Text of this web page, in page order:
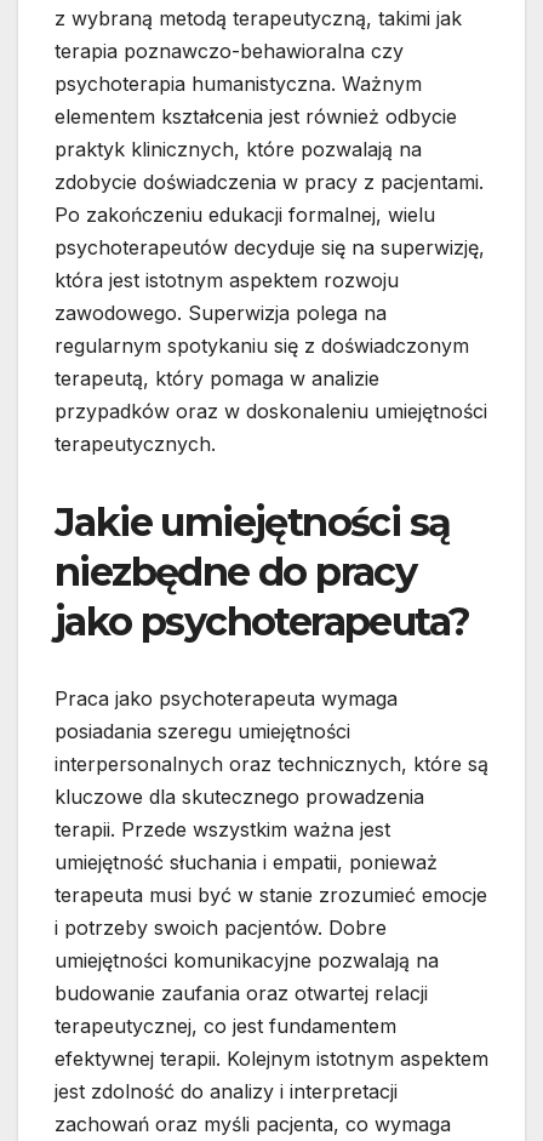
z wybraną metodą terapeutyczną, takimi jak
terapia poznawczo-behawioralna czy
psychoterapia humanistyczna. Ważnym
elementem kształcenia jest również odbycie
praktyk klinicznych, które pozwalają na
zdobycie doświadczenia w pracy z pacjentami.
Po zakończeniu edukacji formalnej, wielu
psychoterapeutów decyduje się na superwizję,
która jest istotnym aspektem rozwoju
zawodowego. Superwizja polega na
regularnym spotykaniu się z doświadczonym
terapeutą, który pomaga w analizie
przypadków oraz w doskonaleniu umiejętności
terapeutycznych.
Jakie umiejętności są
niezbędne do pracy
jako psychoterapeuta?
Praca jako psychoterapeuta wymaga
posiadania szeregu umiejętności
interpersonalnych oraz technicznych, które są
kluczowe dla skutecznego prowadzenia
terapii. Przede wszystkim ważna jest
umiejętność słuchania i empatii, ponieważ
terapeuta musi być w stanie zrozumieć emocje
i potrzeby swoich pacjentów. Dobre
umiejętności komunikacyjne pozwalają na
budowanie zaufania oraz otwartej relacji
terapeutycznej, co jest fundamentem
efektywnej terapii. Kolejnym istotnym aspektem
jest zdolność do analizy i interpretacji
zachowań oraz myśli pacjenta, co wymaga